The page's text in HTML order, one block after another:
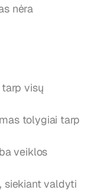
nėra
visų
tolygiai tarp
veiklos
siekiant valdyti